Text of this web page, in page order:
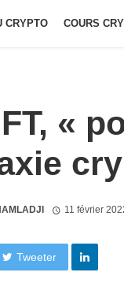
CRYPTO COURS
«
11 février
Tweeter